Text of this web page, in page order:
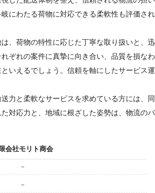
岐にわたる荷物に対応できる柔軟性も評価され
、荷物の特性に応じた丁寧な取り扱いと、
れぞれの案件に真摯に向き合い、品質を損な
いえるでしょう。信頼を軸にしたサービス運
力と柔軟なサービスを求めている方には、
対応力と、地域に根ざした姿勢は、物流の
会社モリト商会
－
－